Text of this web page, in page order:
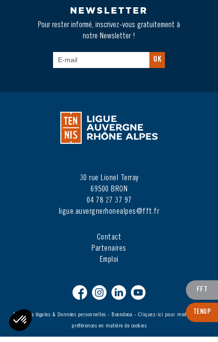
FFT
TENUP
NEWSLETTER
Pour rester informé, inscrivez-vous gratuitement à
notre Newsletter !
OK
30 rue Lionel Terray
69500 BRON
04 78 27 37 97
ligue.auvergnerhonealpes@fft.fr
Contact
Partenaires
Emploi
Mentions légales & Données personnelles - Boondooa - Cliquez-ici pour modifier vos
préférences en matière de cookies